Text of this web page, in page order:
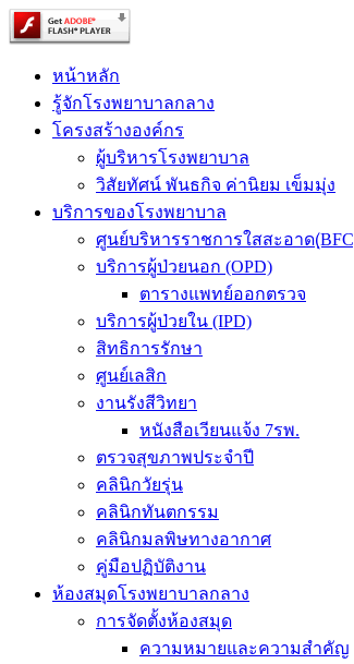
หน้าหลัก
รู้จักโรงพยาบาลกลาง
โครงสร้างองค์กร
ผู้บริหารโรงพยาบาล
วิสัยทัศน์ พันธกิจ ค่านิยม เข็มมุ่ง
บริการของโรงพยาบาล
ศูนย์บริหารราชการใสสะอาด(ฺ
บริการผู้ป่วยนอก (OPD)
ตารางแพทย์ออกตรวจ
บริการผู้ป่วยใน (IPD)
สิทธิการรักษา
ศูนย์เลสิก
งานรังสีวิทยา
หนังสือเวียนแจ้ง 7รพ.
ตรวจสุขภาพประจำปี
คลินิกวัยรุ่น
คลินิกทันตกรรม
คลินิกมลพิษทางอากาศ
คู่มือปฏิบัติงาน
ห้องสมุดโรงพยาบาลกลาง
การจัดตั้งห้องสมุด
ความหมายและความสำคัญ